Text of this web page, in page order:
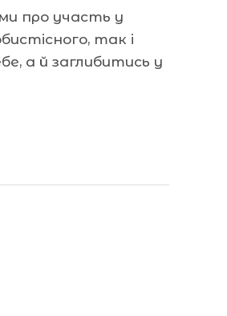
про участь у
так і
а й заглибитись у